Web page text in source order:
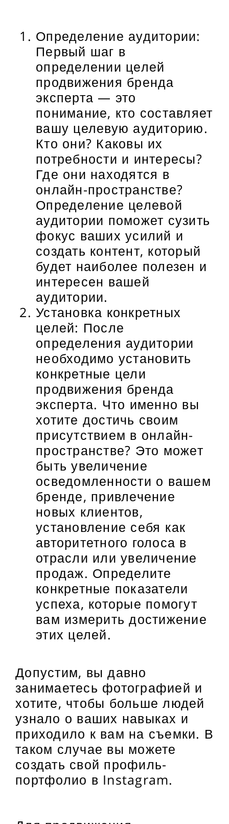
Определение аудитории:
Первый шаг в
определении целей
продвижения бренда
эксперта — это
понимание, кто составляет
вашу целевую аудиторию.
Кто они? Каковы их
потребности и интересы?
Где они находятся в
онлайн-пространстве?
Определение целевой
аудитории поможет сузить
фокус ваших усилий и
создать контент, который
будет наиболее полезен и
интересен вашей
аудитории.
Установка конкретных
целей: После
определения аудитории
необходимо установить
конкретные цели
продвижения бренда
эксперта. Что именно вы
хотите достичь своим
присутствием в онлайн-
пространстве? Это может
быть увеличение
осведомленности о вашем
бренде, привлечение
новых клиентов,
установление себя как
авторитетного голоса в
отрасли или увеличение
продаж. Определите
конкретные показатели
успеха, которые помогут
вам измерить достижение
этих целей.
Допустим, вы давно
занимаетесь фотографией и
хотите, чтобы больше людей
узнало о ваших навыках и
приходило к вам на съемки. В
таком случае вы можете
создать свой профиль-
портфолио в Instagram.